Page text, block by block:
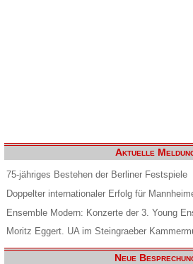
Aktuelle
75-jähriges Bestehen der Berliner Festspiele
Doppelter internationaler Erfolg für
Ensemble Modern: Konzerte der 3. Young
Moritz Eggert. UA im Steingraeber
Neue